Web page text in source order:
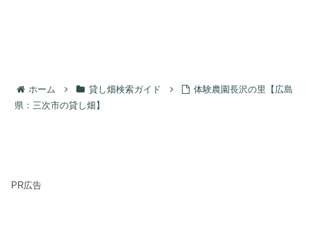
ホーム 貸し畑検索ガイド
体験農園長沢の里【広島
県：三次市の貸し畑】
PR広告